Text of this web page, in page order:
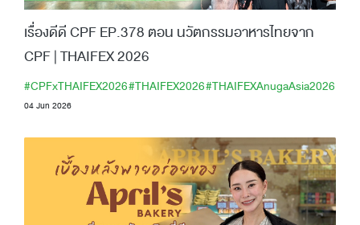
เรื่องดีดี CPF EP.378 ตอน นวัตกรรมอาหารไทยจาก
CPF | THAIFEX 2026
#CPFxTHAIFEX2026#THAIFEX2026#THAIFEXAnugaAsia2026
04 Jun 2026